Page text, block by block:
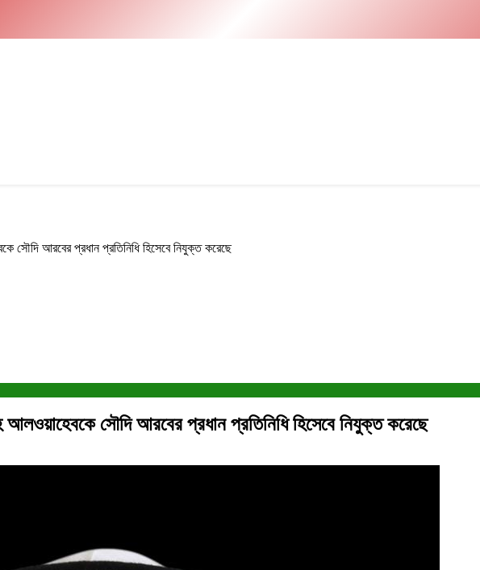
সৌদি আরবের প্রধান প্রতিনিধি হিসেবে নিযুক্ত করেছে
আলওয়াহেবকে সৌদি আরবের প্রধান প্রতিনিধি হিসেবে নিযুক্ত করেছে